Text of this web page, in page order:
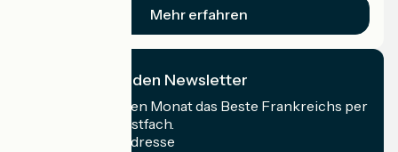
Mehr erfahren
Ich abonniere den Newsletter
Erhalten Sie jeden Monat das Beste Frankreichs per
Rad in Ihrem Postfach.
Meine E-Mail-Adresse